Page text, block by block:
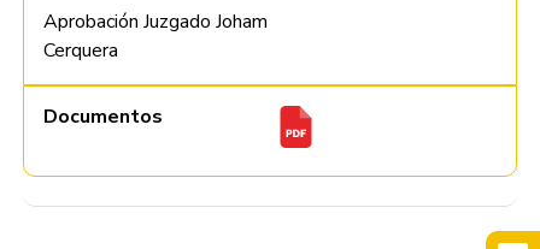
Aprobación Juzgado Joham
Cerquera
Documentos